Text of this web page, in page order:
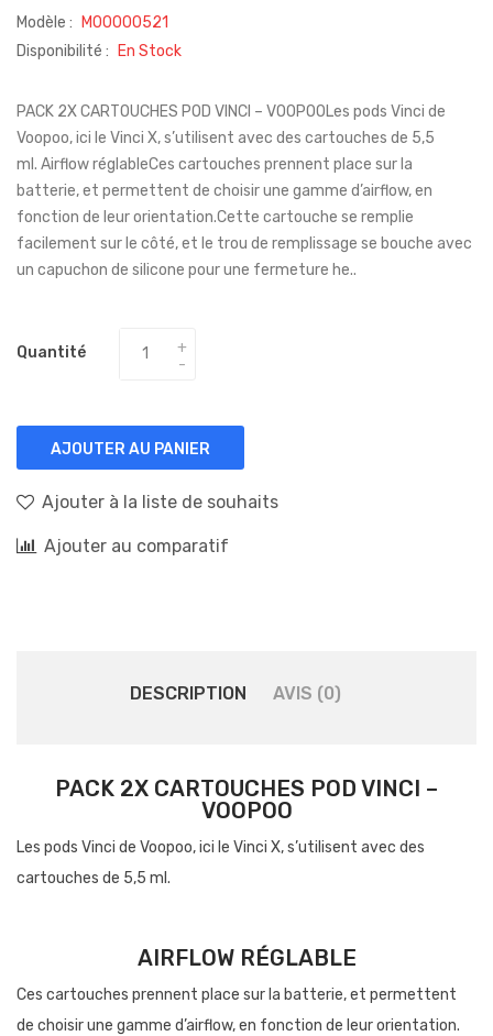
Modèle :
M00000521
Disponibilité :
En Stock
PACK 2X CARTOUCHES POD VINCI – VOOPOOLes pods Vinci de
Voopoo, ici le Vinci X, s’utilisent avec des cartouches de 5,5
ml. Airflow réglableCes cartouches prennent place sur la
batterie, et permettent de choisir une gamme d’airflow, en
fonction de leur orientation.Cette cartouche se remplie
facilement sur le côté, et le trou de remplissage se bouche avec
un capuchon de silicone pour une fermeture he..
Quantité
AJOUTER AU PANIER
Ajouter à la liste de souhaits
Ajouter au comparatif
DESCRIPTION AVIS (0)
PACK 2X CARTOUCHES POD VINCI –
VOOPOO
Les pods Vinci de Voopoo, ici le Vinci X, s’utilisent avec des
cartouches de 5,5 ml.
AIRFLOW RÉGLABLE
Ces cartouches prennent place sur la batterie, et permettent
de choisir une gamme d’airflow, en fonction de leur orientation.